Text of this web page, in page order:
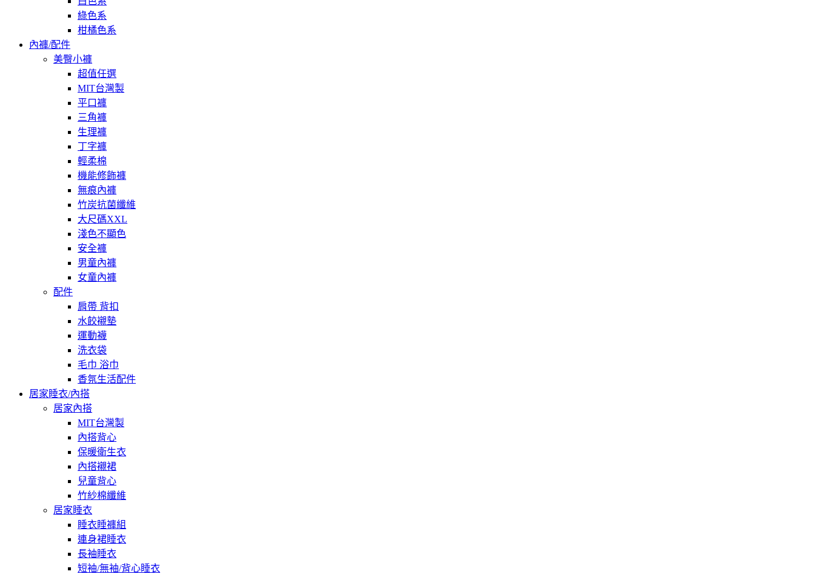
綠色系
柑橘色系
內褲/配件
美臀小褲
超值任選
MIT台灣製
平口褲
三角褲
生理褲
丁字褲
輕柔棉
機能修飾褲
無痕內褲
竹炭抗菌纖維
大尺碼XXL
淺色不顯色
安全褲
男童內褲
女童內褲
配件
肩帶 背扣
水餃襯墊
運動襪
洗衣袋
毛巾 浴巾
香氛生活配件
居家睡衣/內搭
居家內搭
MIT台灣製
內搭背心
保暖衛生衣
內搭襯裙
兒童背心
竹紗棉纖維
居家睡衣
睡衣睡褲組
連身裙睡衣
長袖睡衣
短袖/無袖/背心睡衣